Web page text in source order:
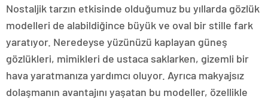
Nostaljik tarzın etkisinde olduğumuz bu yıllarda gözlük
modelleri de alabildiğince büyük ve oval bir stille fark
yaratıyor. Neredeyse yüzünüzü kaplayan güneş
gözlükleri, mimikleri de ustaca saklarken, gizemli bir
hava yaratmanıza yardımcı oluyor. Ayrıca makyajsız
dolaşmanın avantajını yaşatan bu modeller, özellikle